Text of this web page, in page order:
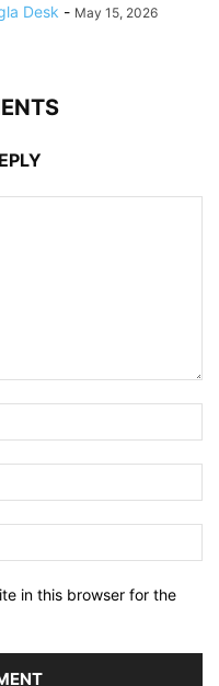
Desk - May 15, 2026
in this browser for the